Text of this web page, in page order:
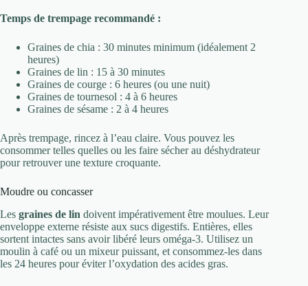
Temps de trempage recommandé :
Graines de chia : 30 minutes minimum (idéalement 2
heures)
Graines de lin : 15 à 30 minutes
Graines de courge : 6 heures (ou une nuit)
Graines de tournesol : 4 à 6 heures
Graines de sésame : 2 à 4 heures
Après trempage, rincez à l’eau claire. Vous pouvez les
consommer telles quelles ou les faire sécher au déshydrateur
pour retrouver une texture croquante.
Moudre ou concasser
Les graines de lin doivent impérativement être moulues. Leur
enveloppe externe résiste aux sucs digestifs. Entières, elles
sortent intactes sans avoir libéré leurs oméga-3. Utilisez un
moulin à café ou un mixeur puissant, et consommez-les dans
les 24 heures pour éviter l’oxydation des acides gras.